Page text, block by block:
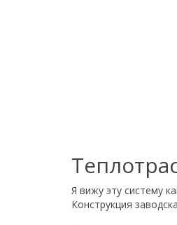
Я вижу эту систему
Конструкция